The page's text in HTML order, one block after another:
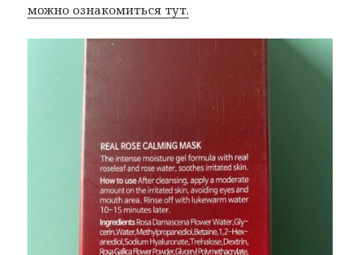
можно ознакомиться тут.